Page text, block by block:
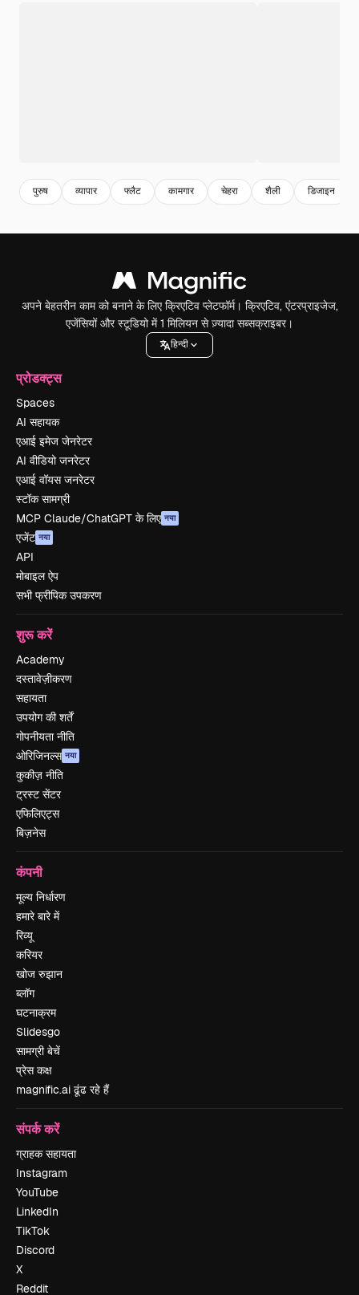
पुरुष व्यापार फ्लैट कामगार चेहरा शैली डिजाइन
अपने बेहतरीन काम को बनाने के लिए क्रिएटिव प्लेटफॉर्म। क्रिएटिव, एंटरप्राइजेज,
एजेंसियों और स्टूडियो में 1 मिलियन से ज़्यादा सब्सक्राइबर।
हिन्दी
प्रोडक्ट्स
Spaces
AI सहायक
एआई इमेज जेनरेटर
AI वीडियो जनरेटर
एआई वॉयस जनरेटर
स्टॉक सामग्री
MCP Claude/ChatGPT के लिए नया
एजेंट नया
API
मोबाइल ऐप
सभी फ्रीपिक उपकरण
शुरू करें
Academy
दस्तावेज़ीकरण
सहायता
उपयोग की शर्तें
गोपनीयता नीति
ओरिजिनल्स नया
कुकीज़ नीति
ट्रस्ट सेंटर
एफिलिएट्स
बिज़नेस
कंपनी
मूल्य निर्धारण
हमारे बारे में
रिव्यू
करियर
खोज रुझान
ब्लॉग
घटनाक्रम
Slidesgo
सामग्री बेचें
प्रेस कक्ष
magnific.ai ढूंढ रहे हैं
संपर्क करें
ग्राहक सहायता
Instagram
YouTube
LinkedIn
TikTok
Discord
X
Reddit